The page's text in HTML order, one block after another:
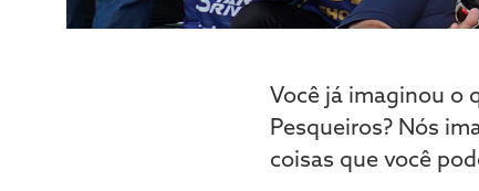
Você já imaginou o
Pesqueiros? Nós
coisas que você